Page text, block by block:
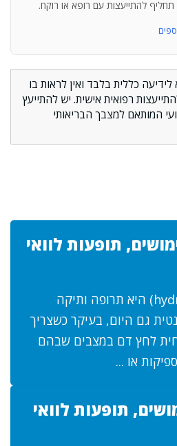
תחליף להתייעצות עם רופא או רוקח.
כללית בלבד ואין לראות בו
רפואית אישית. יש להתייעץ
המותאם למצבך הבריאותי
תופעות לוואי
הידראלאזין (hydralazine) היא תרופה ותיקה
גם היום, בעיקר כשצריך
לחץ דם במצבים שבהם
או ...
תופעות לוואי